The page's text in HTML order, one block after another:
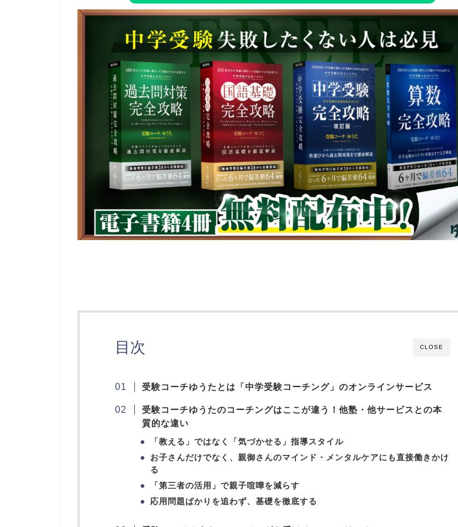
CLOSE
目次
受験コーチゆうたとは「中学受験コーチング」のオンラインサービス
受験コーチゆうたのコーチングはここが違う！他塾・他サービスとの本
質的な違い
「教える」ではなく「気づかせる」指導スタイル
お子さんだけでなく、親御さんのマインド・メンタルケアにも直接働きかけ
る
「第三者の活用」で親子喧嘩を減らす
応用問題ばかりを追わず、基礎を徹底する